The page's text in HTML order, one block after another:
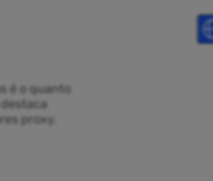
é o quanto
proxy.